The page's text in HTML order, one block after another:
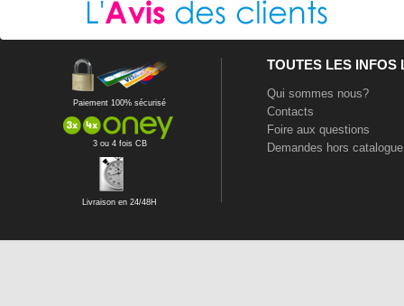
Paiement 100% sécurisé
3 ou 4 fois CB
Livraison en 24/48H
TOUTES LES INFOS
Qui sommes nous?
Contacts
Foire aux questions
Demandes hors catalogue